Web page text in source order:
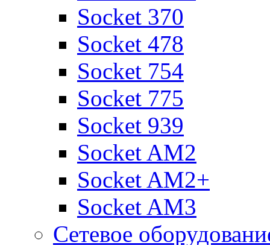
Socket 370
Socket 478
Socket 754
Socket 775
Socket 939
Socket AM2
Socket AM2+
Socket AM3
Сетевое